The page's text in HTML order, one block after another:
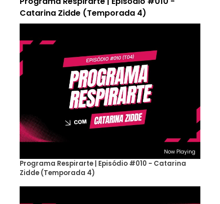
Catarina Zidde (Temporada 4)
Now Playing
Programa Respirarte | Episódio #010 - Catarina
Zidde (Temporada 4)